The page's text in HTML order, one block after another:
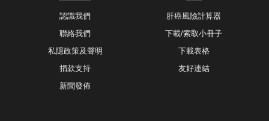
認識我們
聯絡我們
私隱政策及聲明
捐款支持
新聞發佈
肝癌風險計算器
下載/索取小冊子
下載表格
友好連結